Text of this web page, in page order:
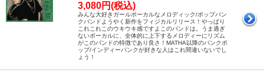
3,080円(税込)
みんな大好きガールボーカルなメロディック/ポップパン
クバンドようやく新作をフィジカルリリース！やっぱり
これこれこのウキウキ感ですよこのバンドは。うま過ぎ
ないボーカルに、全体的に上下するメロディーにリズム
がこのバンドの特徴であり良さ！MATHA以降のパンクポ
ップ/インディーパンクが好きな人はこれ間違いないでし
ょう！